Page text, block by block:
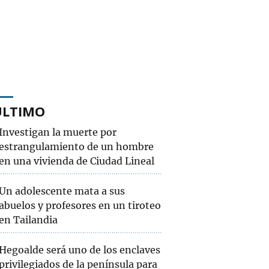
la muerte por
de un hombre
una vivienda de Ciudad Lineal
adolescente mata a sus
y profesores en un tiroteo
Tailandia
será uno de los enclaves
de la península para